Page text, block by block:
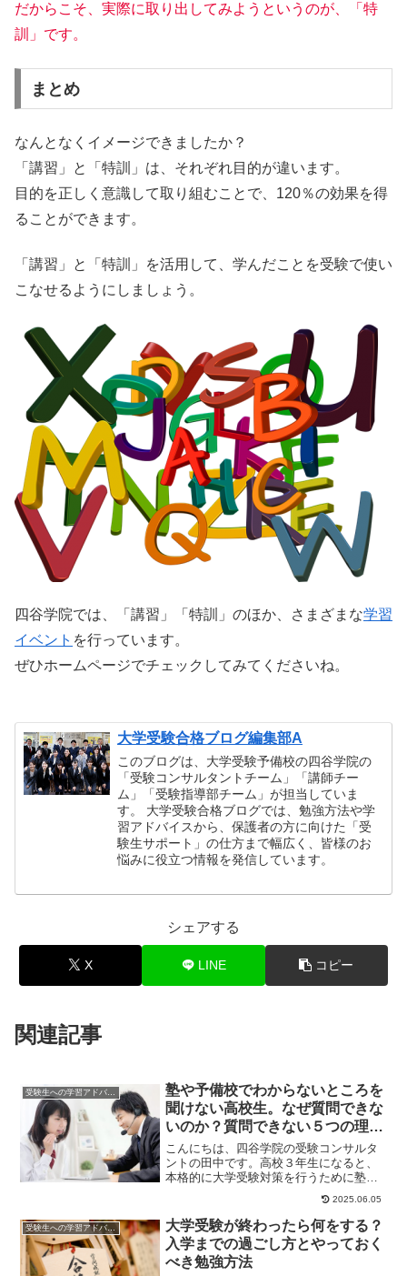
だからこそ、実際に取り出してみようというのが、「特
訓」です。
まとめ
なんとなくイメージできましたか？
「講習」と「特訓」は、それぞれ目的が違います。
目的を正しく意識して取り組むことで、120％の効果を得
ることができます。
「講習」と「特訓」を活用して、学んだことを受験で使い
こなせるようにしましょう。
四谷学院では、「講習」「特訓」のほか、さまざまな学習
イベント を行っています。
ぜひホームページでチェックしてみてくださいね。
大学受験合格ブログ編集部A
このブログは、大学受験予備校の四谷学院の
「受験コンサルタントチーム」「講師チー
ム」「受験指導部チーム」が担当していま
す。 大学受験合格ブログでは、勉強方法や学
習アドバイスから、保護者の方に向けた「受
験生サポート」の仕方まで幅広く、皆様のお
悩みに役立つ情報を発信しています。
シェアする
X LINE コピー
関連記事
受験生への学習アドバイス
塾や予備校でわからないところを
聞けない高校生。なぜ質問できな
いのか？質問できない５つの理由
を解説＆解消しよう！
こんにちは、四谷学院の受験コンサルタ
ントの田中です。高校３年生になると、
本格的に大学受験対策を行うために塾や
予備校に通う人も多くなるでしょう。ほ
2025.06.05
受験生への学習アドバイス
大学受験が終わったら何をする？
入学までの過ごし方とやっておく
べき勉強方法